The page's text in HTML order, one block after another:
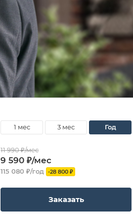
1 мес 3 мес год
11 990 ₽/мес
9 590 ₽/мес
115 080 ₽/год -28 800 ₽
Заказать